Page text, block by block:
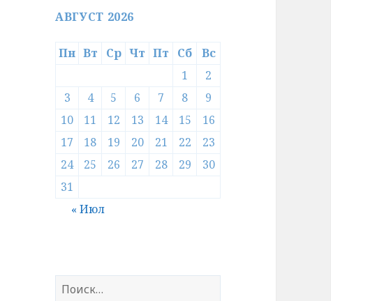
АВГУСТ 2026
Пн Вт Ср Чт Пт Сб
Вс
1
2
3
4 5 6 7 8
9
10
11 12 13 14 15
16
17
18 19 20 21 22
23
24
25 26 27 28 29
30
31
« Июл
Найти: